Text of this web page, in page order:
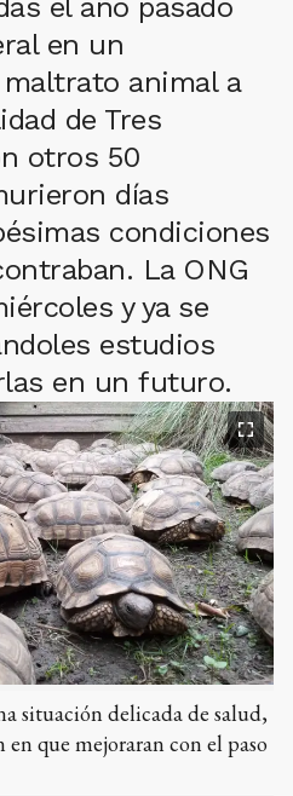
el año pasado
en un
animal a
de Tres
otros 50
días
condiciones
La ONG
y ya se
estudios
en un futuro.
situación delicada de salud,
que mejoraran con el paso